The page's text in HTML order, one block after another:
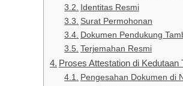
Identitas Resmi
Surat Permohonan
Dokumen Pendukung
Terjemahan Resmi
Proses Attestation di Kedutaan
Pengesahan Dokumen di